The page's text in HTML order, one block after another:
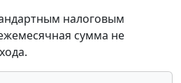
налоговым
сумма не